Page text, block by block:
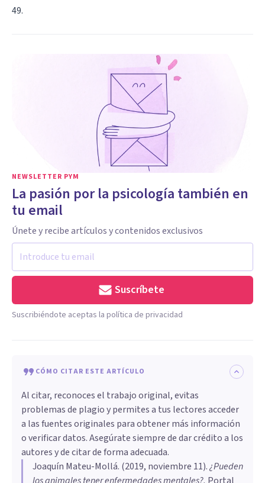
49.
NEWSLETTER PYM
La pasión por la psicología también en
tu email
Únete y recibe artículos y contenidos exclusivos
Suscríbete
Suscribiéndote aceptas la política de privacidad
CÓMO CITAR ESTE ARTÍCULO
Al citar, reconoces el trabajo original, evitas
problemas de plagio y permites a tus lectores acceder
a las fuentes originales para obtener más información
o verificar datos. Asegúrate siempre de dar crédito a los
autores y de citar de forma adecuada.
Joaquín Mateu-Mollá. (2019, noviembre 11).¿Pueden